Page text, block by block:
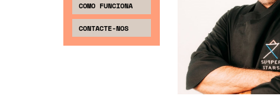
COMO FUNCIONA
CONTACTE-NOS